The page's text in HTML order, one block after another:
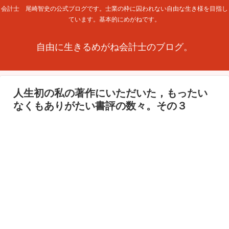
会計士 尾崎智史の公式ブログです。士業の枠に囚われない自由な生き様を目指し
ています。基本的にめがねです。
自由に生きるめがね会計士のブログ。
人生初の私の著作にいただいた，もったい
なくもありがたい書評の数々。その３